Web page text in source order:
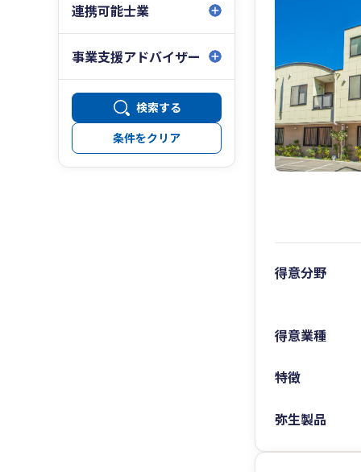
連携可能士業
事業支援アドバイザー
検索する
条件をクリア
得意分野
得意業種
特徴
弥生製品